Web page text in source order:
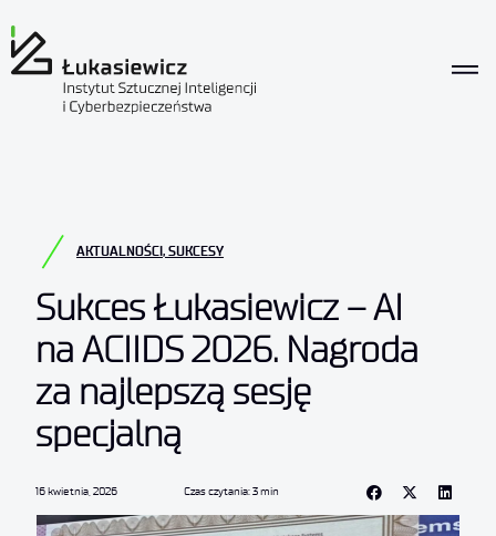
AKTUALNOŚCI, SUKCESY
Sukces Łukasiewicz – AI
na ACIIDS 2026. Nagroda
za najlepszą sesję
specjalną
16 kwietnia, 2026 Czas czytania: 3 min